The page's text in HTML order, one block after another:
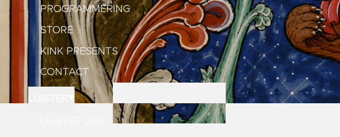
PROGRAMMERING
STORE
KINK PRESENTS
CONTACT